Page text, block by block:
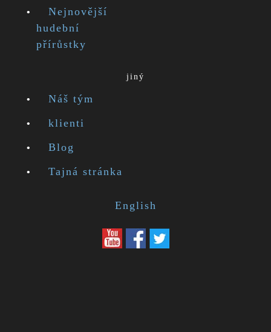
Nejnovější
hudební
přírůstky
jiný
Náš tým
klienti
Blog
Tajná stránka
English